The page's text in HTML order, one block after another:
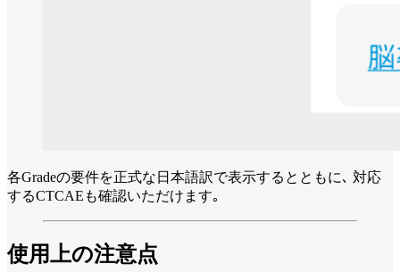
各Gradeの要件を正式な日本語訳で表示するとともに､ 対応
するCTCAEも確認いただけます｡
使用上の注意点